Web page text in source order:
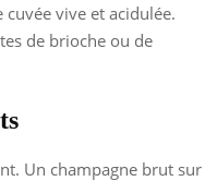
cuvée vive et acidulée.
de brioche ou de
Un champagne brut sur